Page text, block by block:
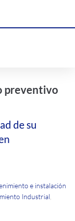
preventivo
de su
e instalación
Industrial,